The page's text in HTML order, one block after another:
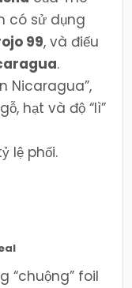
có sử dụng
99, và điếu
.
Nicaragua”,
hạt và độ “lì”
lệ phối.
“chuộng” foil